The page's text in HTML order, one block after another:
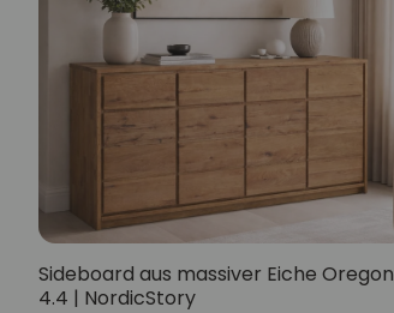
Sideboard aus massiver Eiche Oregon
4.4 | NordicStory